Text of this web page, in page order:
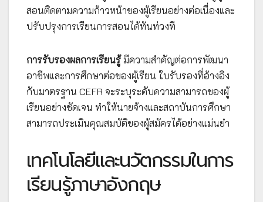
สอนติดตามความก้าวหน้าของผู้เรียนอย่างต่อเนื่องและ
ปรับปรุงการเรียนการสอนได้ทันท่วงที
การรับรองผลการเรียนรู้มีความสำคัญต่อการพัฒนา
อาชีพและการศึกษาต่อของผู้เรียน ใบรับรองที่อ้างอิง
กับมาตรฐาน CEFR จะระบุระดับความสามารถของผู้
เรียนอย่างชัดเจน ทำให้นายจ้างและสถาบันการศึกษา
สามารถประเมินคุณสมบัติของผู้สมัครได้อย่างแม่นยำ
เทคโนโลยีและนวัตกรรมในการ
เรียนรู้ภาษาอังกฤษ